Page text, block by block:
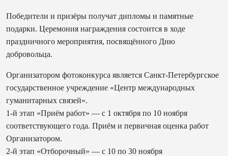
Победители и призёры получат дипломы и памятные
подарки. Церемония награждения состоится в ходе
праздничного мероприятия, посвящённого Дню
добровольца.
Организатором фотоконкурса является Санкт-Петербургское
государственное учреждение «Центр международных
гуманитарных связей».
1-й этап «Приём работ» — с 1 октября по 10 ноября
соответствующего года. Приём и первичная оценка работ
Организатором.
2-й этап «Отборочный» — с 10 по 30 ноября